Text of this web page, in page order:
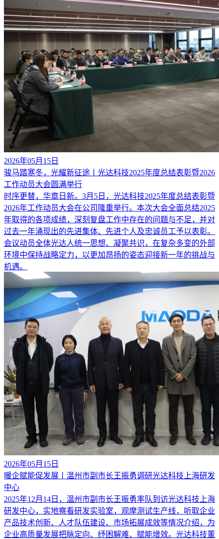
2026年05月15日
骏马踏寒冬，光耀新征途丨光达科技2025年度总结表彰暨2026
工作动员大会圆满举行
时序更替，华章日新。3月5日，光达科技2025年度总结表彰暨
2026年工作动员大会在公司隆重举行。本次大会全面总结2025
年取得的各项成绩，深刻复盘工作中存在的问题与不足，并对
过去一年涌现出的先进集体、先进个人及忠诚员工予以表彰。
会议动员全体光达人统一思想、凝聚共识，在复杂多变的外部
环境中保持战略定力，以更加昂扬的姿态迎接新一年的挑战与
机遇。
2026年05月15日
暖企赋能促发展丨温州市副市长王振勇调研光达科技上海研发
中心
2025年12月14日，温州市副市长王振勇率队到访光达科技上海
研发中心，实地察看研发实验室，观摩测试生产线，听取企业
产品技术创新、人才队伍建设、市场拓展成效等情况介绍，为
企业高质量发展把脉定向、纾困解难、赋能增效。光达科技董